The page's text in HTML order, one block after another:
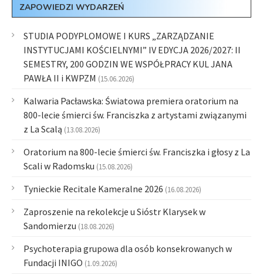
ZAPOWIEDZI WYDARZEŃ
STUDIA PODYPLOMOWE I KURS „ZARZĄDZANIE
INSTYTUCJAMI KOŚCIELNYMI” IV EDYCJA 2026/2027: II
SEMESTRY, 200 GODZIN WE WSPÓŁPRACY KUL JANA
PAWŁA II i KWPZM (15.06.2026)
Kalwaria Pacławska: Światowa premiera oratorium na
800-lecie śmierci św. Franciszka z artystami związanymi
z La Scalą (13.08.2026)
Oratorium na 800-lecie śmierci św. Franciszka i głosy z La
Scali w Radomsku (15.08.2026)
Tynieckie Recitale Kameralne 2026 (16.08.2026)
Zaproszenie na rekolekcje u Sióstr Klarysek w
Sandomierzu (18.08.2026)
Psychoterapia grupowa dla osób konsekrowanych w
Fundacji INIGO (1.09.2026)